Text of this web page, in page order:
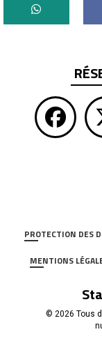
PROTECTION DES
MENTIONS
© 2026 Tous